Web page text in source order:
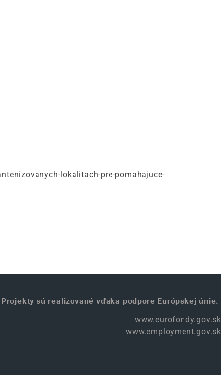
lokalitach-pre-pomahajuce-
Projekty sú realizované vďaka podpore Európskej únie.
www.eurofondy.gov.sk
www.employment.gov.sk